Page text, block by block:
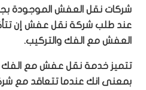
شركات نقل العفش الموجودة
عند طلب شركة نقل عفش إن
العفش مع الفك والتركيب.
تتميز خدمة نقل عفش مع الفك
بمعنى انك عندما تتعاقد